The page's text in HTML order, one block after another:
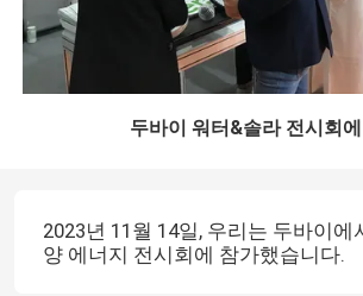
두바이 워터&솔라 전시회
2023년 11월 14일, 우리는 두바이에
양 에너지 전시회에 참가했습니다.